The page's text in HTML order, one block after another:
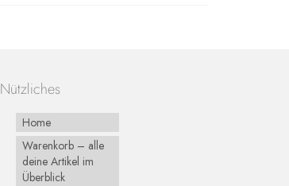
Nützliches
Home
Warenkorb – alle
deine Artikel im
Überblick